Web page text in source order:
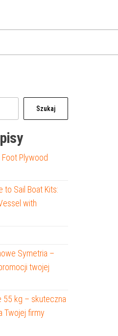
Szukaj
Plywood
to Sail Boat Kits:
with
Symetria –
twojej
55 kg – skuteczna
Twojej firmy